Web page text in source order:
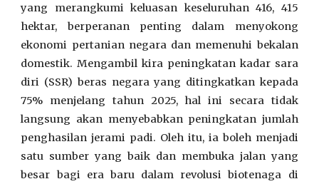
yang merangkumi keluasan keseluruhan 416, 415
hektar, berperanan penting dalam menyokong
ekonomi pertanian negara dan memenuhi bekalan
domestik. Mengambil kira peningkatan kadar sara
diri (SSR) beras negara yang ditingkatkan kepada
75% menjelang tahun 2025, hal ini secara tidak
langsung akan menyebabkan peningkatan jumlah
penghasilan jerami padi. Oleh itu, ia boleh menjadi
satu sumber yang baik dan membuka jalan yang
besar bagi era baru dalam revolusi biotenaga di